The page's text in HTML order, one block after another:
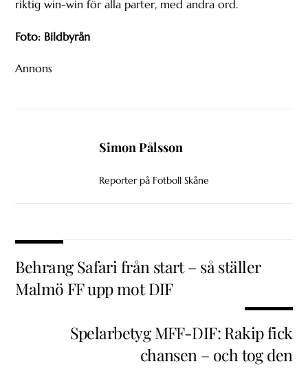
riktig win-win för alla parter, med andra ord.
Foto: Bildbyrån
Annons
Simon Pålsson
Reporter på Fotboll Skåne
Behrang Safari från start – så ställer
Malmö FF upp mot DIF
Spelarbetyg MFF-DIF: Rakip fick
chansen – och tog den